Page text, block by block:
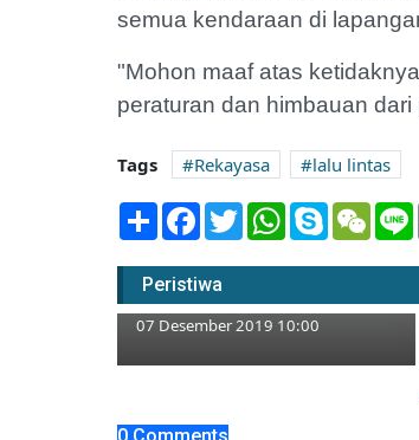
semua kendaraan di
"Mohon maaf atas
peraturan dan himbauan
Tags Rekayasa
lalu lintas
Share Facebook
TwitterWhatsApp
Skype
Peristiwa
Warga Tuban Segel Tower
Provider
07 Desember 2019 10:00